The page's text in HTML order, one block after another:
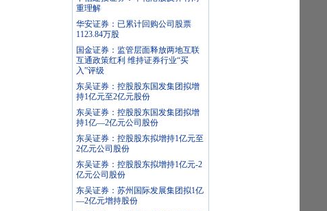
重理解
华安证券：已累计回购公司股票
1123.84万股
国金证券：监管层面释放两地互联
互通政策红利 维持证券行业“买
入”评级
东吴证券：控股股东国发集团拟增
持1亿元至2亿元股份
东吴证券：控股股东国发集团拟增
持1亿—2亿元公司股份
东吴证券：控股股东拟增持1亿元至
2亿元公司股份
东吴证券：控股股东拟增持1亿元-2
亿元公司股份
东吴证券：苏州国际发展集团拟1亿
—2亿元增持股份